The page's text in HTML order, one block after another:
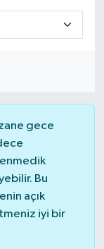
gece
Bu
açık
iyi bir